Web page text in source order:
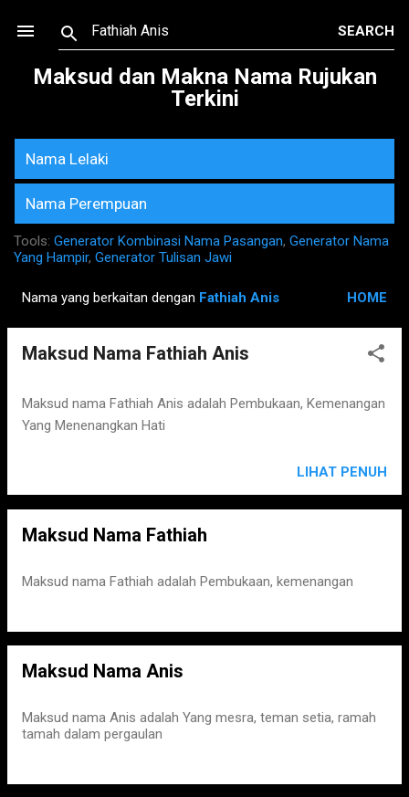
Skip to main content
Maksud dan Makna Nama Rujukan
Terkini
Nama Lelaki
Nama Perempuan
Tools: Generator Kombinasi Nama Pasangan, Generator Nama
Yang Hampir, Generator Tulisan Jawi
o
Nama yang berkaitan dengan Fathiah Anis HOME
Maksud Nama Fathiah Anis
Maksud nama Fathiah Anis adalah Pembukaan, Kemenangan
Yang Menenangkan Hati
LIHAT PENUH
Maksud Nama Fathiah
Maksud nama Fathiah adalah Pembukaan, kemenangan
Maksud Nama Anis
Maksud nama Anis adalah Yang mesra, teman setia, ramah
tamah dalam pergaulan